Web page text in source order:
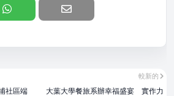
較新的
大葉大學餐旅系辦幸福盛宴 實作力
社區端